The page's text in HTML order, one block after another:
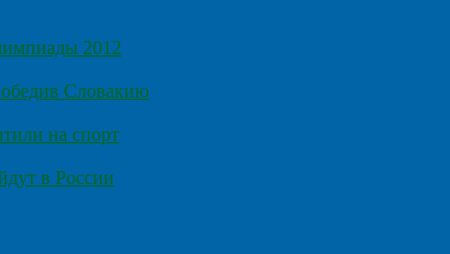
2012
Словакию
на спорт
в России